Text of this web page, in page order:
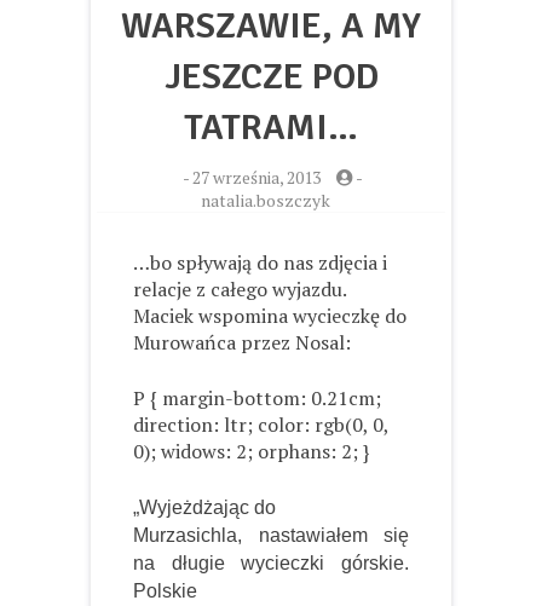
WARSZAWIE, A MY
JESZCZE POD
TATRAMI…
-27 września, 2013
-
natalia.boszczyk
…bo spływają do nas zdjęcia i
relacje z całego wyjazdu.
Maciek wspomina wycieczkę do
Murowańca przez Nosal:
P { margin-bottom: 0.21cm;
direction: ltr; color: rgb(0, 0,
0); widows: 2; orphans: 2; }
„Wyjeżdżając do
Murzasichla, nastawiałem się
na długie wycieczki górskie.
Polskie